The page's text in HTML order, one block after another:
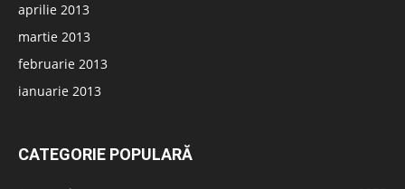
aprilie 2013
martie 2013
februarie 2013
ianuarie 2013
CATEGORIE POPULARĂ